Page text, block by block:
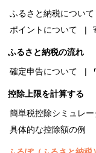
ふるさと納税について
ポイントについて
ふるさと納税の流れ
確定申告について
控除上限を計算する
簡単税控除シミュレー
具体的な控除額の例